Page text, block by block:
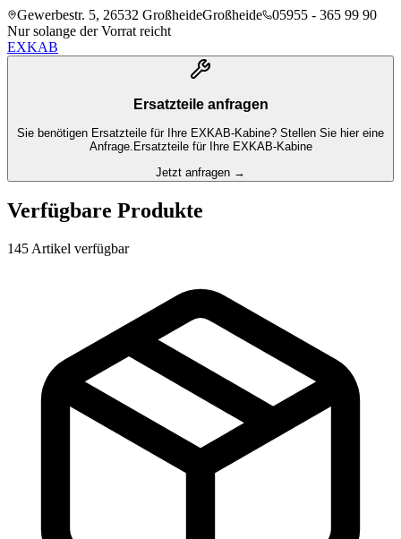
Gewerbestr. 5, 26532 GroßheideGroßheide
05955 - 365 99 90
Nur solange der Vorrat reicht
EXKAB
Ersatzteile anfragen
Sie benötigen Ersatzteile für Ihre EXKAB-Kabine? Stellen Sie hier eine
Anfrage. Ersatzteile für Ihre EXKAB-Kabine
Jetzt anfragen →
Verfügbare Produkte
145 Artikel verfügbar